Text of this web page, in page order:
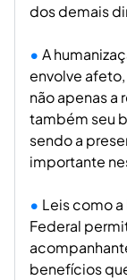
dos demais
A
envolve
não apenas a
também seu
sendo a
importante
Leis como
Federal
benefícios